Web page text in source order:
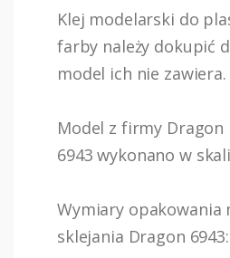
Klej modelarski do
farby należy dokupić
model ich nie zawiera.
Model z firmy
6943 wykonano w
Wymiary opakowania
sklejania Dragon 6943: